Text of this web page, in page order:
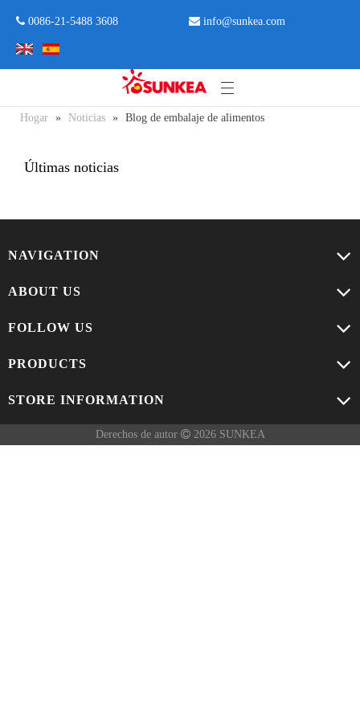
 0086-21-5488 3608  info@sunkea.com
Hogar » Noticias » Blog de embalaje de alimentos
Últimas noticias
NAVIGATION
ABOUT US
FOLLOW US
PRODUCTS
STORE INFORMATION
Derechos de autor 2026 SUNKEA